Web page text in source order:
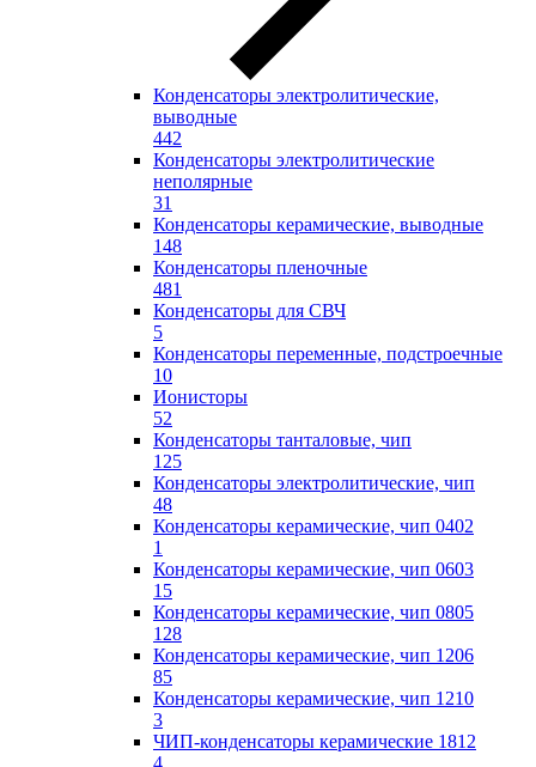
Конденсаторы электролитические,
выводные
442
Конденсаторы электролитические
неполярные
31
Конденсаторы керамические, выводные
148
Конденсаторы пленочные
481
Конденсаторы для СВЧ
5
Конденсаторы переменные, подстроечные
10
Ионисторы
52
Конденсаторы танталовые, чип
125
Конденсаторы электролитические, чип
48
Конденсаторы керамические, чип 0402
1
Конденсаторы керамические, чип 0603
15
Конденсаторы керамические, чип 0805
128
Конденсаторы керамические, чип 1206
85
Конденсаторы керамические, чип 1210
3
ЧИП-конденсаторы керамические 1812
4